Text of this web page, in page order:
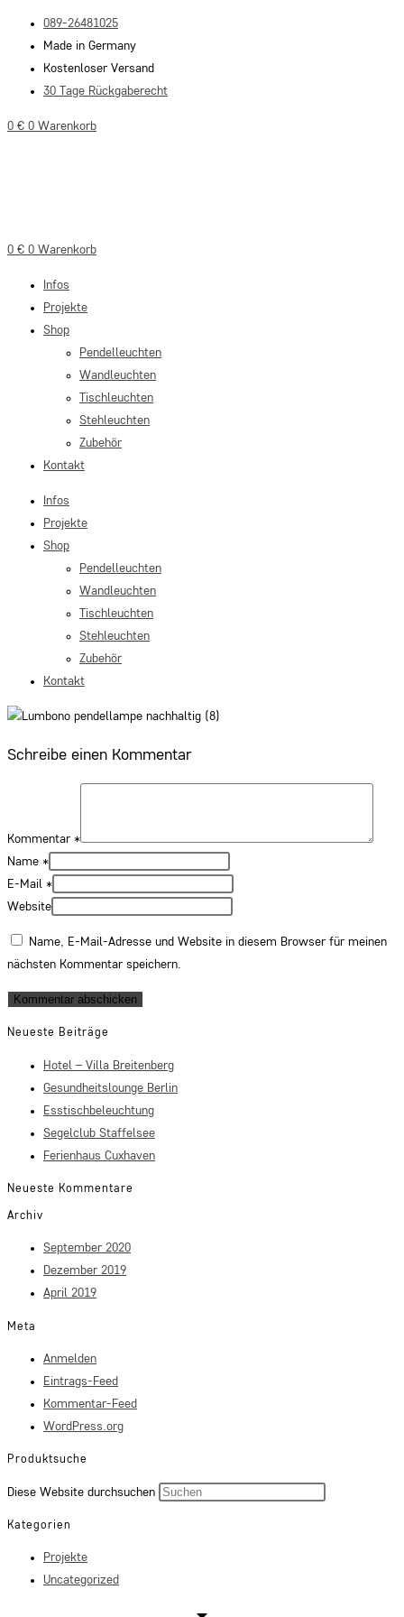
Inhalt
springen
089-26481025
Made in Germany
Kostenloser Versand
30 Tage Rückgaberecht
0 € 0 Warenkorb
0 € 0 Warenkorb
Infos
Projekte
Shop
Pendelleuchten
Wandleuchten
Tischleuchten
Stehleuchten
Zubehör
Kontakt
Infos
Projekte
Shop
Pendelleuchten
Wandleuchten
Tischleuchten
Stehleuchten
Zubehör
Kontakt
Schreibe einen Kommentar
Kommentar *
Name *
E-Mail *
Website
Name, E-Mail-Adresse und Website in diesem Browser für meinen
nächsten Kommentar speichern.
Neueste Beiträge
Hotel – Villa Breitenberg
Gesundheitslounge Berlin
Esstischbeleuchtung
Segelclub Staffelsee
Ferienhaus Cuxhaven
Neueste Kommentare
Archiv
September 2020
Dezember 2019
April 2019
Meta
Anmelden
Eintrags-Feed
Kommentar-Feed
WordPress.org
Produktsuche
Diese Website durchsuchen
Kategorien
Projekte
Uncategorized